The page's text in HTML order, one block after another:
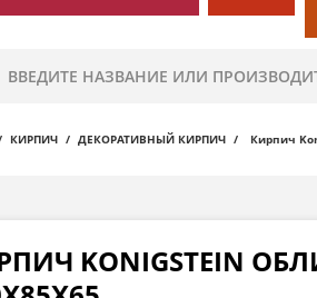
КИРПИЧ ДЕКОРАТИВНЫЙ КИРПИЧ Кирпич
KONIGSTEIN